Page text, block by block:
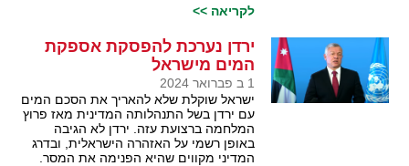
לקריאה >>
ירדן נערכת להפסקת אספקת
המים מישראל
1 ב פברואר 2024
ישראל שוקלת שלא להאריך את הסכם המים
עם ירדן בשל התנהלותה המדינית מאז פרוץ
המלחמה ברצועת עזה. ירדן לא הגיבה
באופן רשמי על האזהרה הישראלית, ובדרג
המדיני מקווים שהיא הפנימה את המסר.